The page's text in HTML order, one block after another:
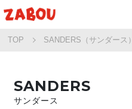
TOP SANDERS（サンダース）
SANDERS
サンダース